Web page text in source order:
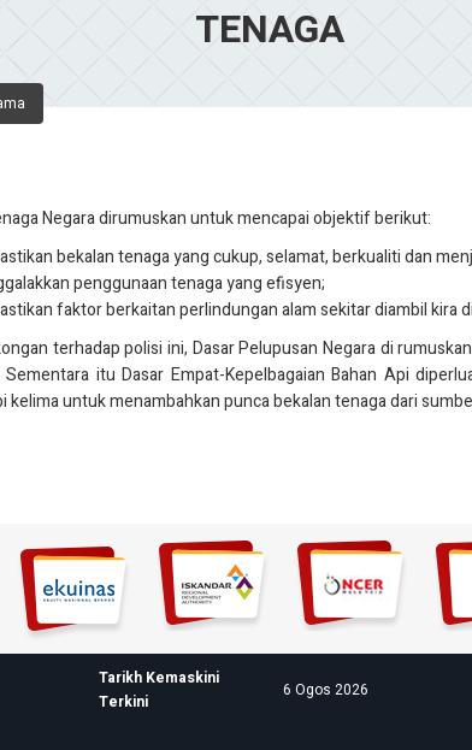
TENAGA
Negara dirumuskan untuk mencapai objektif berikut:
bekalan tenaga yang cukup, selamat, berkualiti dan
penggunaan tenaga yang efisyen;
faktor berkaitan perlindungan alam sekitar diambil kira
terhadap polisi ini, Dasar Pelupusan Negara di
Sementara itu Dasar Empat-Kepelbagaian Bahan Api
kelima untuk menambahkan punca bekalan tenaga dari
Tarikh Kemaskini
Terkini
6 Ogos 2026